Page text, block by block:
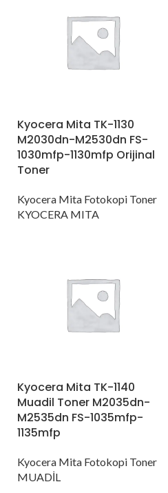
Kyocera Mita TK-1130
M2030dn-M2530dn FS-
1030mfp-1130mfp Orijinal
Toner
Kyocera Mita Fotokopi Toner
KYOCERA MITA
Kyocera Mita TK-1140
Muadil Toner M2035dn-
M2535dn FS-1035mfp-
1135mfp
Kyocera Mita Fotokopi Toner
MUADİL